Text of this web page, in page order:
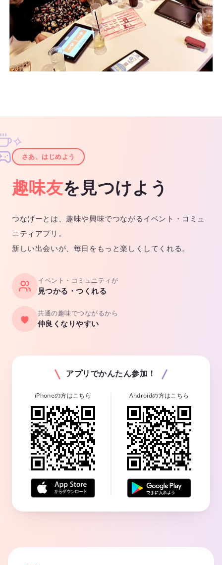
✦
✧
さあ、はじめよう
趣味友を見つけよう
つなげーとは、趣味や興味でつながるイベント・コミュ
ニティアプリ。
新しい出会いが、毎日をもっと楽しくしてくれる。
イベント・コミュニティが
見つかる・つくれる
共通の趣味でつながるから
仲良くなりやすい
アプリでかんたん参加！
iPhoneの方はこちら Androidの方はこちら